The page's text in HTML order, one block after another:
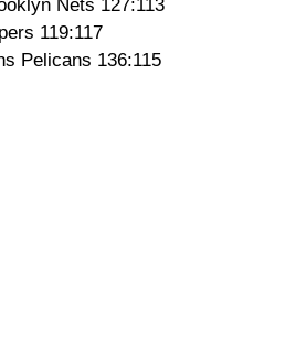
Nets 127:113
119:117
Pelicans 136:115